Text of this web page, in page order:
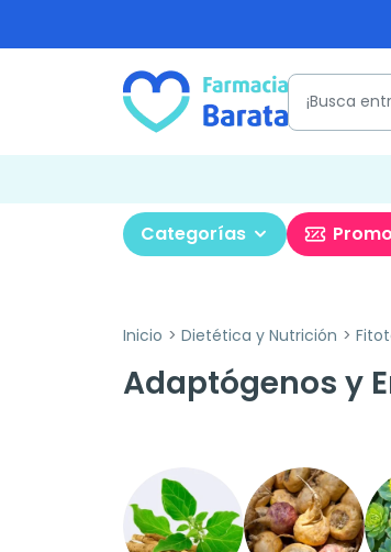
Categorías
Inicio Dietética y Nutrición
Adaptógenos y